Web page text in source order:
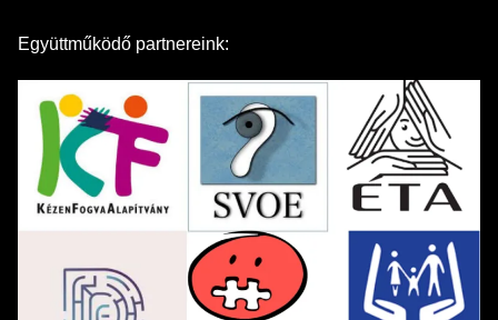
Együttműködő partnereink: